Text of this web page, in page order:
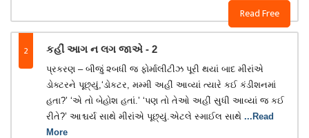
Read Free
2 કહીં આગ ન લગ જાએ - 2
પ્રકરણ – બીજું ૨બધી જ ફોર્માલીટીઝ પૂરી થયાં બાદ મીરાંએ
ડોક્ટરને પૂછ્યું,‘ડોકટર, મમ્મી અહીં આવ્યાં ત્યારે કઈ કંડીશનમાં
હતા?’ ‘એ તો બેહોશ હતાં.’ ‘પણ તો તેઓ અહીં સુધી આવ્યાં જ કઈ
રીતે?’ આશ્ચર્ય સાથે મીરાંએ પૂછ્યું.એટલે સ્માઈલ સાથે ...Read
More